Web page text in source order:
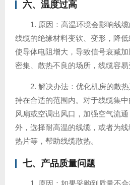
六、温度过高
1. 原因：高温环境会影响线
线缆的绝缘材料变软、变形，降
使导体电阻增大，导致信号衰减
密集、散热不良的场所，线缆容易
2. 解决办法：优化机房的散热
持在合适的范围内。对于线缆集中
风扇或空调出风口，加强空气流
外，选择耐高温的线缆，或者为线
热片等，帮助线缆散热。
七、产品质量问题
1. 原因：如果采购到质量不